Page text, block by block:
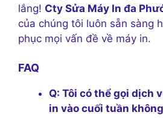
lắng! Cty Sửa Máy In đa
của chúng tôi luôn sẵn sàng
phục mọi vấn đề về máy in.
FAQ
Q: Tôi có thể gọi dịch
in vào cuối tuần